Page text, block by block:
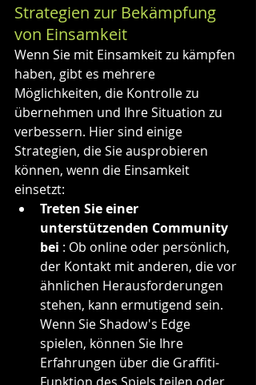
Strategien zur Bekämpfung
von Einsamkeit
Wenn Sie mit Einsamkeit zu kämpfen
haben, gibt es mehrere
Möglichkeiten, die Kontrolle zu
übernehmen und Ihre Situation zu
verbessern. Hier sind einige
Strategien, die Sie ausprobieren
können, wenn die Einsamkeit
einsetzt:
Treten Sie einer
unterstützenden Community
bei : Ob online oder persönlich,
der Kontakt mit anderen, die vor
ähnlichen Herausforderungen
stehen, kann ermutigend sein.
Wenn Sie Shadow's Edge
spielen, können Sie Ihre
Erfahrungen über die Graffiti-